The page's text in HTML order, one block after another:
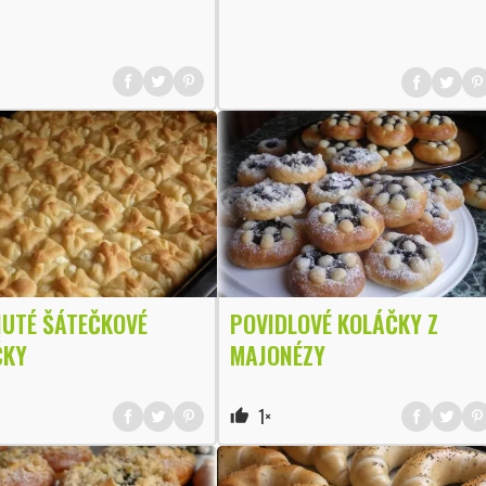
ŠÁTEČKOVÉ
POVIDLOVÉ KOLÁČKY Z
MAJONÉZY
thumb_up 1×